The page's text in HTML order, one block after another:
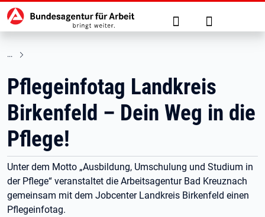
zu den Hauptinhalten springen
Hauptnavigation Suche Anmelden
Pflegeinfotag Landkreis
Birkenfeld – Dein Weg in die
Pflege!
Unter dem Motto „Ausbildung, Umschulung und Studium in
der Pflege“ veranstaltet die Arbeitsagentur Bad Kreuznach
gemeinsam mit dem Jobcenter Landkreis Birkenfeld einen
Pflegeinfotag.